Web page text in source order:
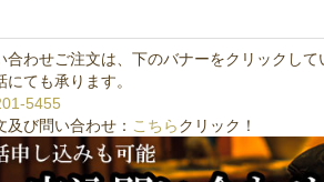
合わせご注文は、下のバナーをクリックして
にても承ります。
5455
及び問い合わせ： こちらクリック！